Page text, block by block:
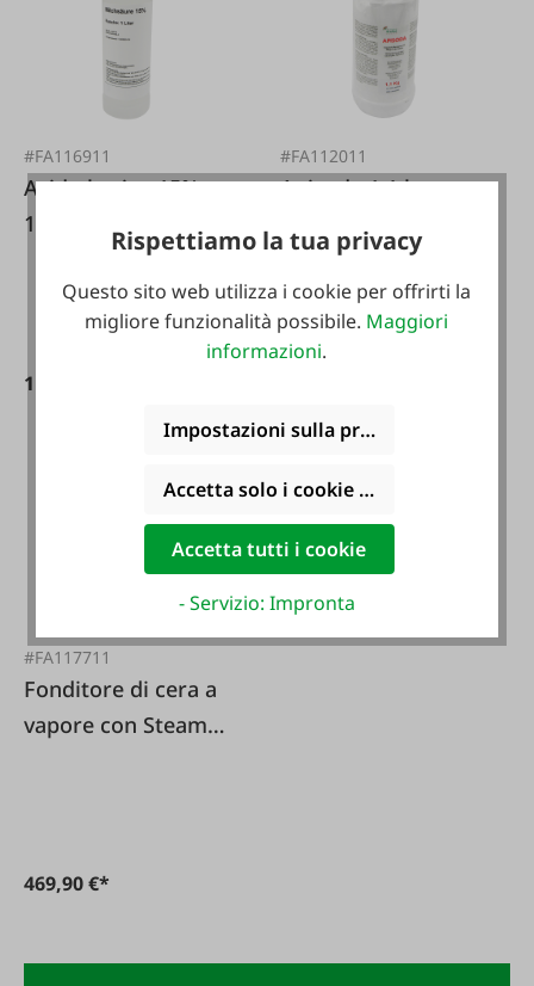
#FA116911
Acido lattico 15%
1l*
11,99 €*
#FA112011
Apisoda 1 1 kg
#FA117711
Fonditore di cera a
vapore con Steam
469,90 €*
Rispettiamo la tua privacy
Questo sito web utilizza i cookie per offrirti la
migliore funzionalità possibile. Maggiori
informazioni.
Impostazioni sulla privacy
Accetta solo i cookie funzionali
Accetta tutti i cookie
- Servizio: Impronta